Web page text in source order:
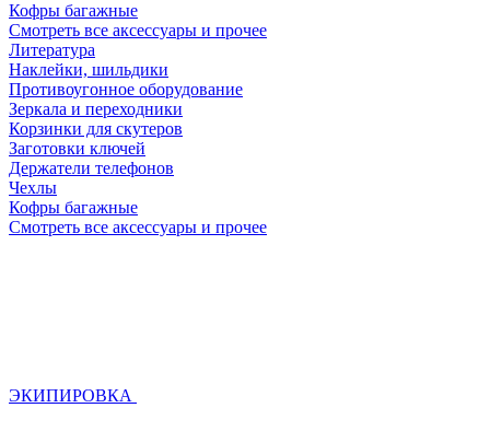
Кофры багажные
Смотреть все аксессуары и прочее
Литература
Наклейки, шильдики
Противоугонное оборудование
Зеркала и переходники
Корзинки для скутеров
Заготовки ключей
Держатели телефонов
Чехлы
Кофры багажные
Смотреть все аксессуары и прочее
ЭКИПИРОВКА